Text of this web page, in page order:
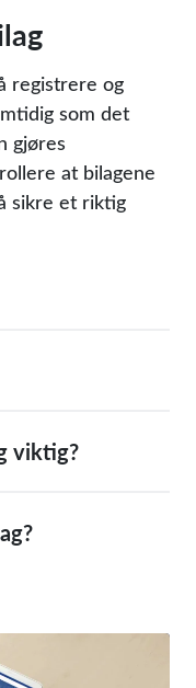
registrere og
som det
gjøres
at bilagene
sikre et riktig
viktig?